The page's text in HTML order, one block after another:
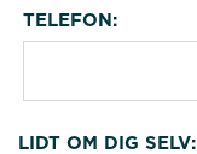
TELEFON:
LIDT OM DIG SELV: